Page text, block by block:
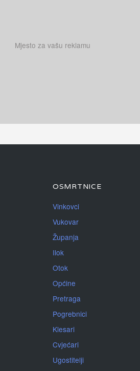
Mjesto za vašu reklamu
OSMRTNICE
Vinkovci
Vukovar
Županja
Ilok
Otok
Općine
Pretraga
Pogrebnici
Klesari
Cvjećari
Ugostitelji